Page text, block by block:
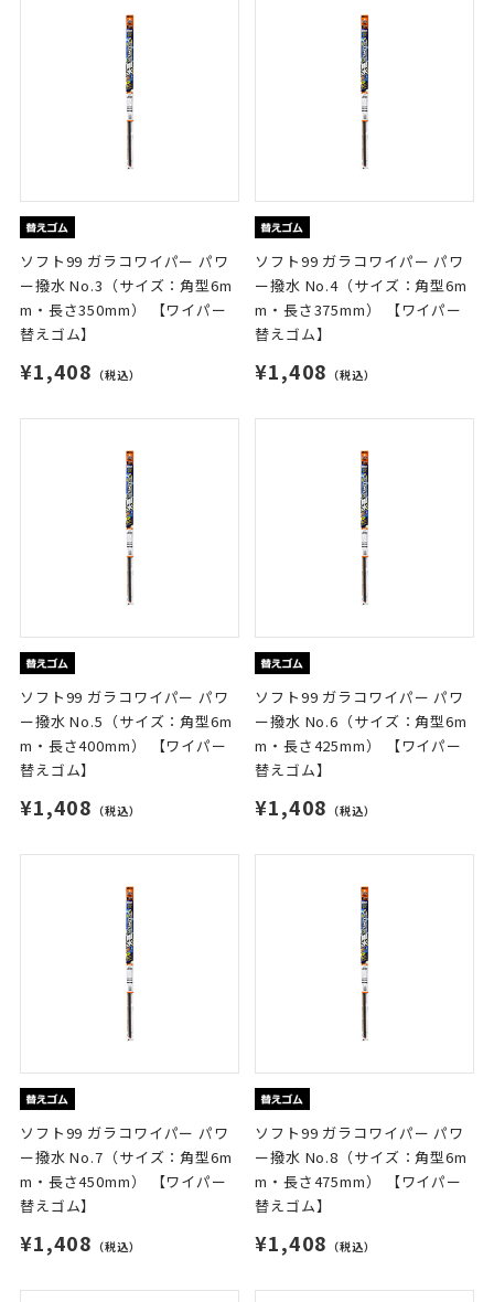
ソフト99 ガラコワイパー パワ
ー撥水 No.3（サイズ：角型6m
m・長さ350mm） 【ワイパー
替えゴム】
¥1,408 （税込）
ソフト99 ガラコワイパー パワ
ー撥水 No.4（サイズ：角型6m
m・長さ375mm） 【ワイパー
替えゴム】
¥1,408 （税込）
ソフト99 ガラコワイパー パワ
ー撥水 No.5（サイズ：角型6m
m・長さ400mm） 【ワイパー
替えゴム】
¥1,408 （税込）
ソフト99 ガラコワイパー パワ
ー撥水 No.6（サイズ：角型6m
m・長さ425mm） 【ワイパー
替えゴム】
¥1,408 （税込）
ソフト99 ガラコワイパー パワ
ー撥水 No.7（サイズ：角型6m
m・長さ450mm） 【ワイパー
替えゴム】
¥1,408 （税込）
ソフト99 ガラコワイパー パワ
ー撥水 No.8（サイズ：角型6m
m・長さ475mm） 【ワイパー
替えゴム】
¥1,408 （税込）